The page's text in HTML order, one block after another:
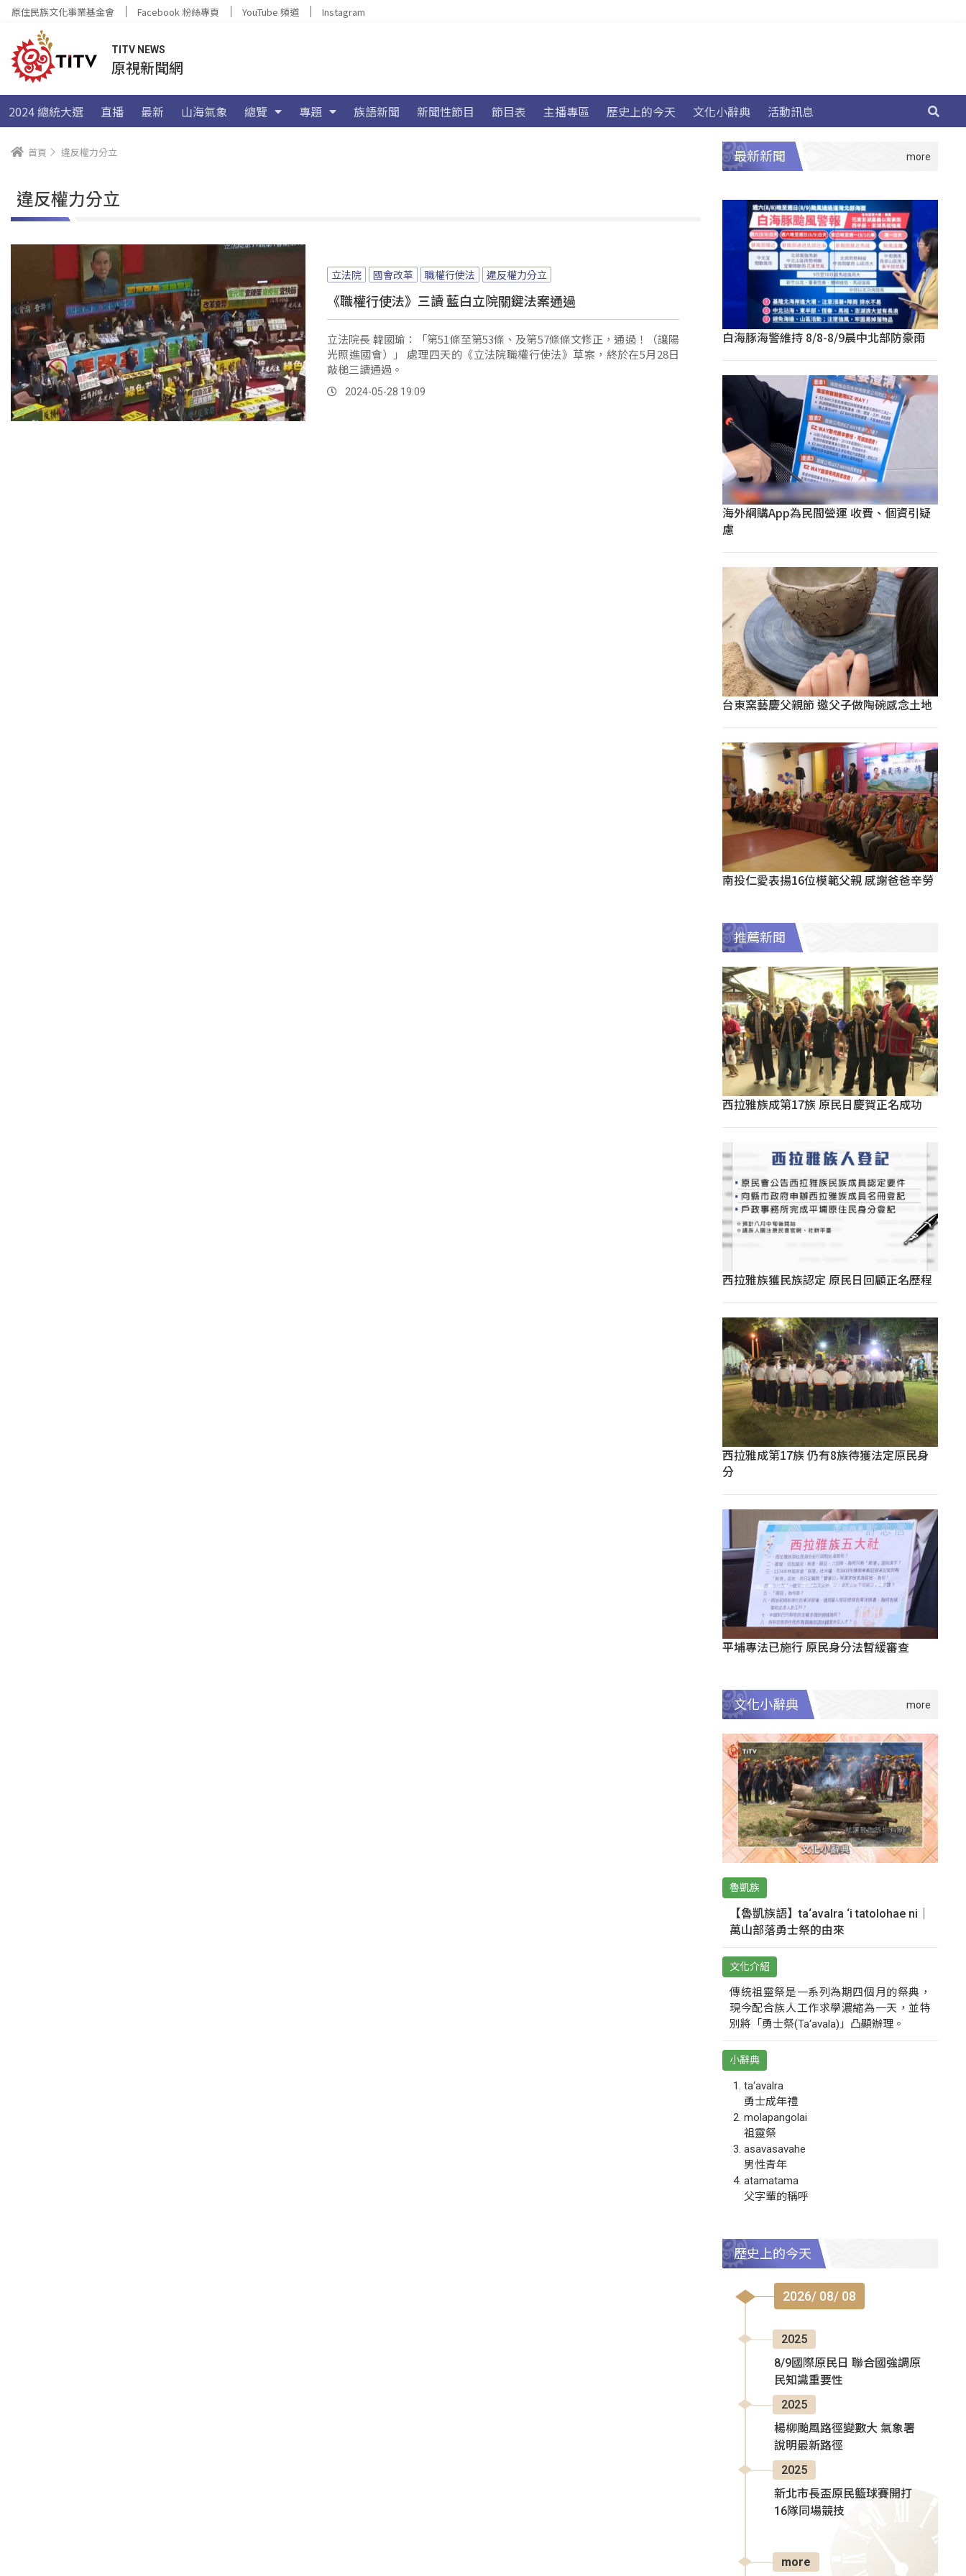
原住民族文化事業基金會 Facebook 粉絲專頁 YouTube 頻道 Instagram
TITV NEWS
原視新聞網
2024 總統大選 直播 最新 山海氣象 總覽 專題 族語新聞 新聞性節目 節目表 主播專區 歷史上的今天 文化小辭典 活動訊息
首頁 違反權力分立
違反權力分立
立法院 國會改革 職權行使法 違反權力分立
《職權行使法》三讀 藍白立院關鍵法案通過
立法院長 韓國瑜：「第51條至第53條、及第57條條文修正，通過！（讓陽
光照進國會）」 處理四天的《立法院職權行使法》草案，終於在5月28日
敲槌三讀通過。
2024-05-28 19:09
最新新聞
白海豚海警維持 8/8-8/9晨中北部防豪雨
海外網購App為民間營運 收費、個資引疑
慮
台東窯藝慶父親節 邀父子做陶碗感念土地
南投仁愛表揚16位模範父親 感謝爸爸辛勞
推薦新聞
西拉雅族成第17族 原民日慶賀正名成功
西拉雅族獲民族認定 原民日回顧正名歷程
西拉雅成第17族 仍有8族待獲法定原民身
分
平埔專法已施行 原民身分法暫緩審查
文化小辭典
魯凱族
【魯凱族語】ta‘avalra ‘i tatolohae ni｜
萬山部落勇士祭的由來
文化介紹
傳統祖靈祭是一系列為期四個月的祭典，
現今配合族人工作求學濃縮為一天，並特
別將「勇士祭(Ta‘avala)」凸顯辦理。
小辭典
ta‘avalra
勇士成年禮
molapangolai
祖靈祭
asavasavahe
男性青年
atamatama
父字輩的稱呼
歷史上的今天
2026/ 08/ 08
2025
8/9國際原民日 聯合國強調原
民知識重要性
2025
楊柳颱風路徑變數大 氣象署
說明最新路徑
2025
新北市長盃原民籃球賽開打
16隊同場競技
more